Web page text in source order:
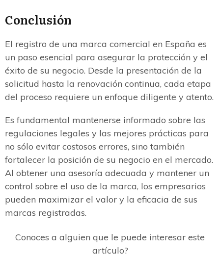
Conclusión
El registro de una marca comercial en España es
un paso esencial para asegurar la protección y el
éxito de su negocio. Desde la presentación de la
solicitud hasta la renovación continua, cada etapa
del proceso requiere un enfoque diligente y atento.
Es fundamental mantenerse informado sobre las
regulaciones legales y las mejores prácticas para
no sólo evitar costosos errores, sino también
fortalecer la posición de su negocio en el mercado.
Al obtener una asesoría adecuada y mantener un
control sobre el uso de la marca, los empresarios
pueden maximizar el valor y la eficacia de sus
marcas registradas.
Conoces a alguien que le puede interesar este
artículo?